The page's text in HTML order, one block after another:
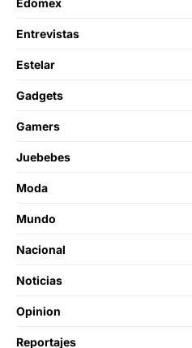
Entrevistas
Estelar
Gadgets
Gamers
Juebebes
Moda
Mundo
Nacional
Noticias
Opinion
Reportajes